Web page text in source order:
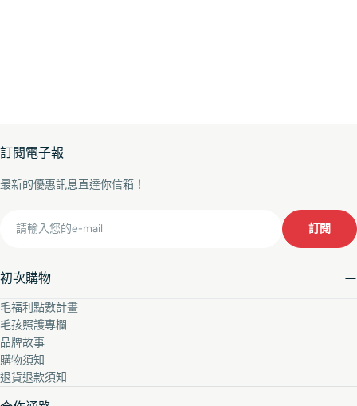
初次購物
毛福利點數計畫
毛孩照護專欄
品牌故事
購物須知
退貨退款須知
訂閱電子報
最新的優惠訊息直達你信箱！
訂閱